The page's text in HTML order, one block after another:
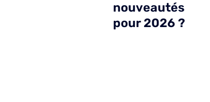
nouveautés
pour 2026 ?